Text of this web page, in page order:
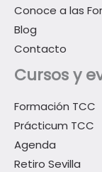
Conoce a las
Blog
Contacto
Cursos y
Formación TCC
Prácticum TCC
Agenda
Retiro Sevilla